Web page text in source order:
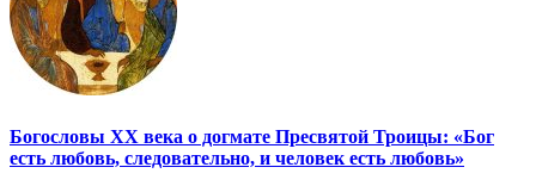
Богословы XX века о догмате Пресвятой Троицы: «Бог
есть любовь, следовательно, и человек есть любовь»